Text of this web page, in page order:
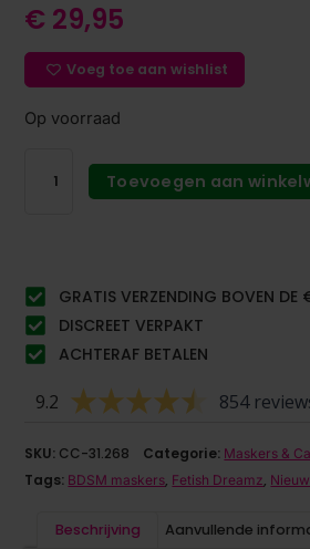
€ 29,95
Voeg toe aan wishlist
Op voorraad
Toevoegen aan
GRATIS VERZENDING BOVEN
DISCREET VERPAKT
ACHTERAF BETALEN
9.2 854
SKU: CC-31.268 Categorie: Maskers &
Tags: BDSM maskers, Fetish Dreamz,
Beschrijving Aanvullende